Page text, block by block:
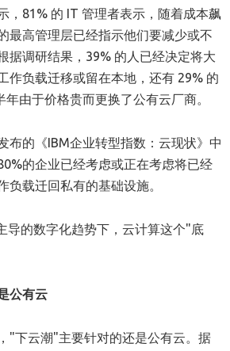
，81% 的 IT 管理者表示，随着成本飙
最高管理层已经指示他们要减少或不
据调研结果，39% 的人已经决定将大
作负载迁移或留在本地，还有 29% 的
年由于价格贵而更换了公有云厂商。
布的《IBM企业转型指数：云现状》中
的企业已经考虑或正在考虑将已经
负载迁回私有的基础设施。
导的数字化趋势下，云计算这个"底
公有云
"下云潮"主要针对的还是公有云。据